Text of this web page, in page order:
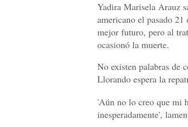
Yadira Marisela Arauz
americano el pasado
mejor futuro, pero al
ocasionó la muerte.
No existen palabras de
Llorando espera la
'Aún no lo creo que mi
inesperadamente',